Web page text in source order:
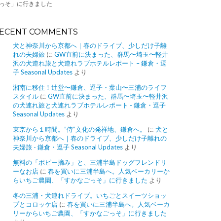
そ」に行きました
COMMENTS
犬と神奈川から京都へ｜春のドライブ、少しだけ子離
れの夫婦旅 に GW直前に決まった、群馬〜埼玉〜軽井
沢の犬連れ旅と犬連れラブホテルレポート – 鎌倉・逗
子 Seasonal Updates より
湘南に移住！辻堂〜鎌倉、逗子・葉山〜三浦のライフ
スタイル に GW直前に決まった、群馬〜埼玉〜軽井沢
の犬連れ旅と犬連れラブホテルレポート - 鎌倉・逗子
Seasonal Updates より
東京から１時間。”侍”文化の発祥地、鎌倉へ。
に 犬と
神奈川から京都へ｜春のドライブ、少しだけ子離れの
夫婦旅 - 鎌倉・逗子 Seasonal Updates より
無料の「ポピー摘み」と、三浦半島ドッグフレンドリ
ーなお店 に 春を買いに三浦半島へ。人気ベーカリーか
らいちご農園、「すかなごっそ」に行きました より
冬の三浦・犬連れドライブ。いちごとスイーツショッ
プとコロッケ店 に 春を買いに三浦半島へ。人気ベーカ
リーからいちご農園、「すかなごっそ」に行きました